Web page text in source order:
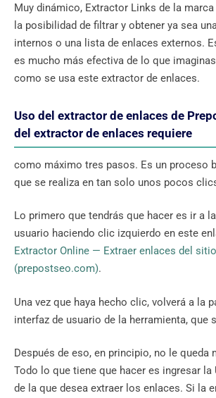
Muy dinámico, Extractor Links de la
la posibilidad de filtrar y obtener ya sea
internos o una lista de enlaces externos.
es mucho más efectiva de lo que
como se usa este extractor de enlaces.
Uso del extractor de enlaces de
del extractor de enlaces requiere
como máximo tres pasos. Es un proceso
que se realiza en tan solo unos pocos
Lo primero que tendrás que hacer es ir a
usuario haciendo clic izquierdo en este
Extractor Online — Extraer enlaces del
(prepostseo.com).
Una vez que haya hecho clic, volverá a la
interfaz de usuario de la herramienta, que
Después de eso, en principio, no le queda
Todo lo que tiene que hacer es ingresar la
de la que desea extraer los enlaces. Si la